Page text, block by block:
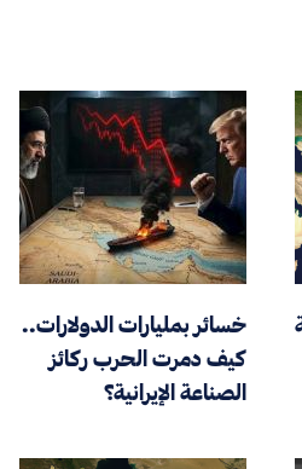
خسائر بمليارات الدولارات..
كيف دمرت الحرب ركائز
الصناعة الإيرانية؟